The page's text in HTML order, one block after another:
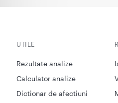
UTILE
Rezultate analize
Calculator analize
Dictionar de afectiuni